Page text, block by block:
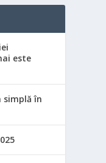
este
simplă în